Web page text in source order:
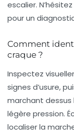
escalier.
pour un
Comment
craque ?
Inspectez
signes d’usure,
marchant
légère pression.
localiser la